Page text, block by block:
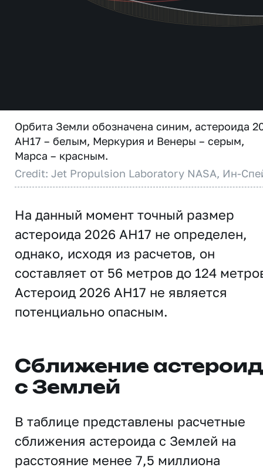
Орбита Земли обозначена синим, астероида
AH17 – белым, Меркурия и Венеры – серым,
Марса – красным.
Credit: Jet Propulsion Laboratory NASA, Ин-
На данный момент точный размер
астероида 2026 AH17 не определен,
однако, исходя из расчетов, он
составляет от 56 метров до 124
Астероид 2026 AH17 не является
потенциально опасным.
Сближение
с Землей
В таблице представлены расчетные
сближения астероида с Землей на
расстояние менее 7,5 миллиона